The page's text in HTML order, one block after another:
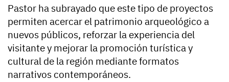
Pastor ha subrayado que este tipo de proyectos
permiten acercar el patrimonio arqueológico a
nuevos públicos, reforzar la experiencia del
visitante y mejorar la promoción turística y
cultural de la región mediante formatos
narrativos contemporáneos.